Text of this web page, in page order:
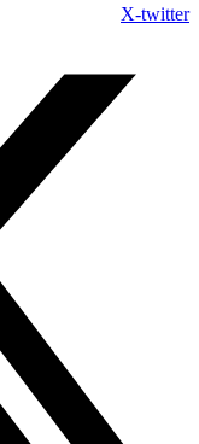
X-twitter